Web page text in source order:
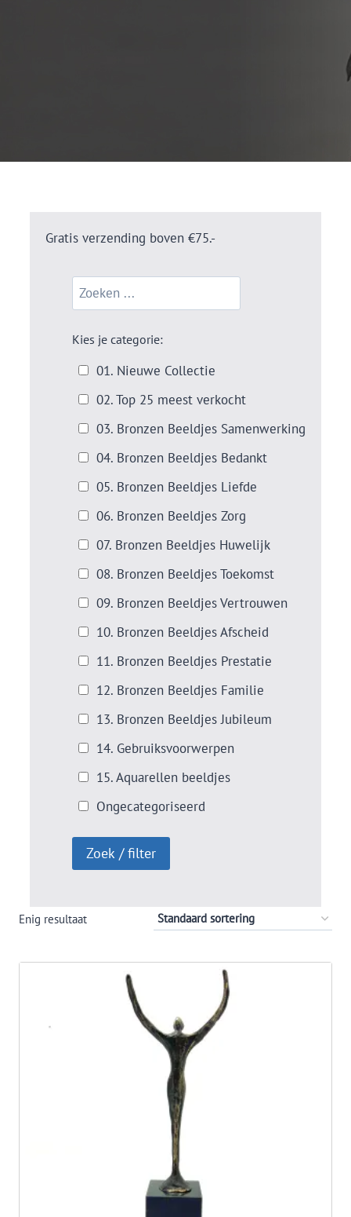
Enig resultaat
Gratis verzending boven €75.-
Kies je categorie:
01. Nieuwe Collectie
02. Top 25 meest verkocht
03. Bronzen Beeldjes Samenwerking
04. Bronzen Beeldjes Bedankt
05. Bronzen Beeldjes Liefde
06. Bronzen Beeldjes Zorg
07. Bronzen Beeldjes Huwelijk
08. Bronzen Beeldjes Toekomst
09. Bronzen Beeldjes Vertrouwen
10. Bronzen Beeldjes Afscheid
11. Bronzen Beeldjes Prestatie
12. Bronzen Beeldjes Familie
13. Bronzen Beeldjes Jubileum
14. Gebruiksvoorwerpen
15. Aquarellen beeldjes
Ongecategoriseerd